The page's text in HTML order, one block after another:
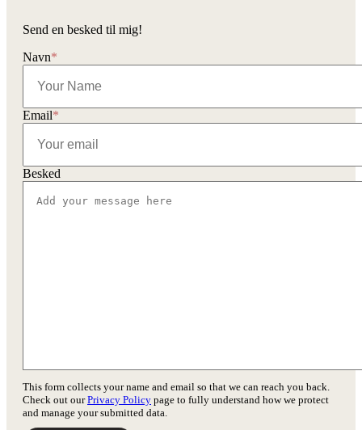
Send en besked til mig!
Navn*
Email*
Besked
This form collects your name and email so that we can reach you back.
Check out ourPrivacy Policy page to fully understand how we protect
and manage your submitted data.